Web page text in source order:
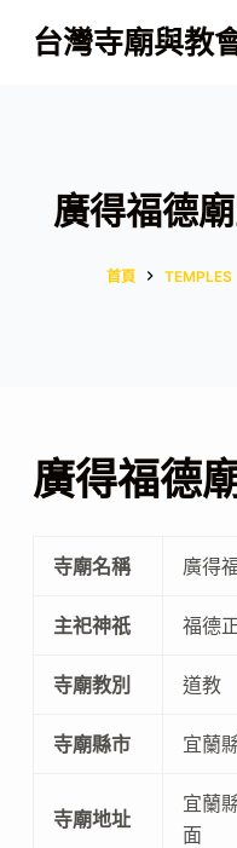
跳
至
台灣寺廟與教
廣得福德
首頁 TEMPLES
廣得福德
寺廟名稱 廣得
主祀神祇 福德
寺廟教別 道教
寺廟縣市 宜蘭
寺廟地址
宜蘭
面